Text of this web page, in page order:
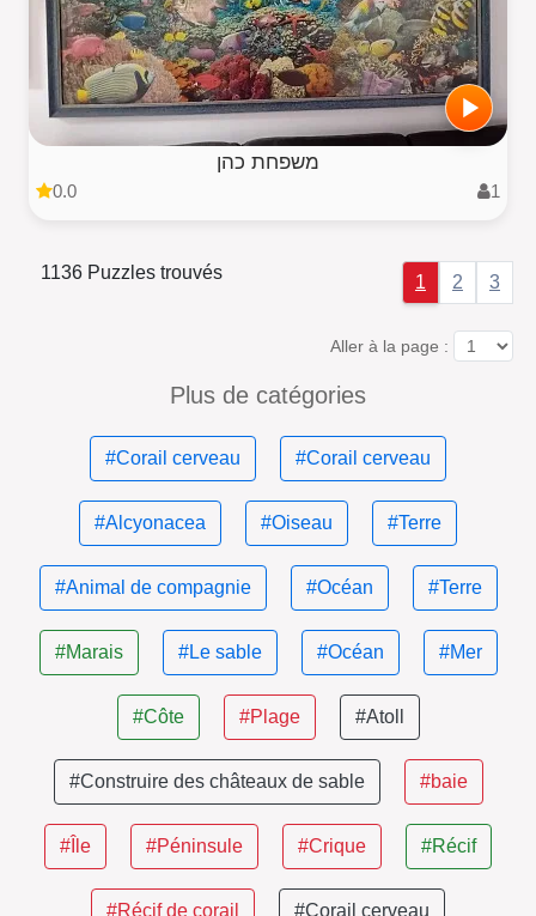
משפחת כהן
0.0 1
1136 Puzzles trouvés 1 2 3
Aller à la page :
Plus de catégories
#Corail cerveau #Corail cerveau
#Alcyonacea #Oiseau #Terre
#Animal de compagnie #Océan #Terre
#Marais #Le sable #Océan #Mer
#Côte #Plage #Atoll
#Construire des châteaux de sable #baie
#Île #Péninsule #Crique #Récif
#Récif de corail #Corail cerveau